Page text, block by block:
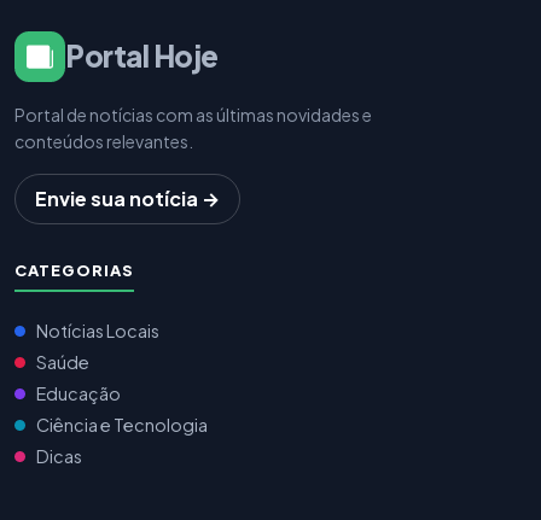
Portal Hoje
Portal de notícias com as últimas novidades e
conteúdos relevantes.
Envie sua notícia →
CATEGORIAS
Notícias Locais
Saúde
Educação
Ciência e Tecnologia
Dicas